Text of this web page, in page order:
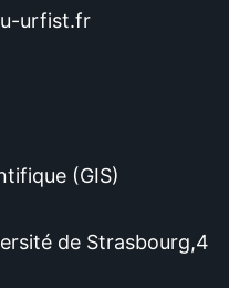
urfist.fr
(GIS)
de Strasbourg,4